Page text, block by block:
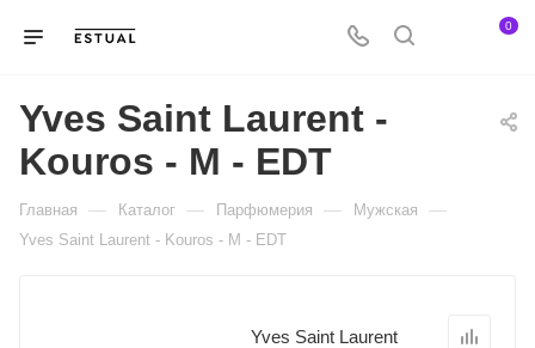
0
Yves Saint Laurent -
Kouros - M - EDT
Главная — Каталог — Парфюмерия — Мужская —
Yves Saint Laurent - Kouros - M - EDT
Yves Saint Laurent